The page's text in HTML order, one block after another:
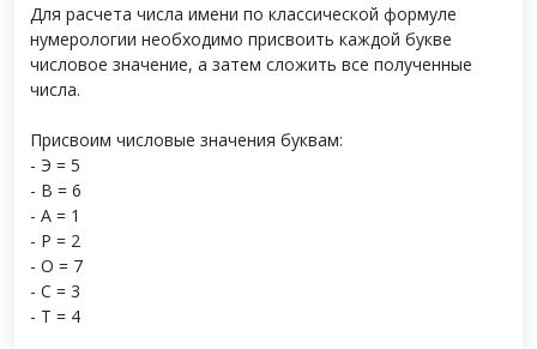
Для расчета числа имени по классической формуле
нумерологии необходимо присвоить каждой букве
числовое значение, а затем сложить все полученные
числа.
Присвоим числовые значения буквам:
- Э = 5
- В = 6
- А = 1
- Р = 2
- О = 7
- С = 3
- Т = 4